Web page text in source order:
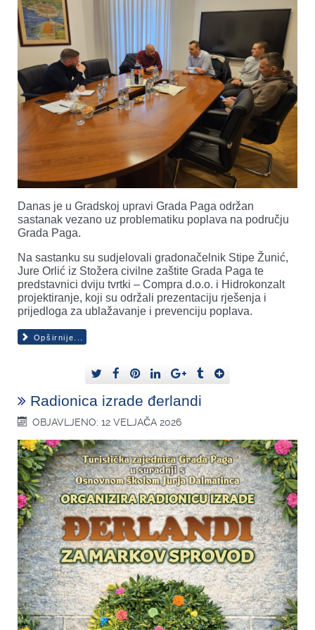
Danas je u Gradskoj upravi Grada Paga održan
sastanak vezano uz problematiku poplava na području
Grada Paga.
Na sastanku su sudjelovali gradonačelnik Stipe Žunić,
Jure Orlić iz Stožera civilne zaštite Grada Paga te
predstavnici dviju tvrtki – Compra d.o.o. i Hidrokonzalt
projektiranje, koji su održali prezentaciju rješenja i
prijedloga za ublažavanje i prevenciju poplava.
Opširnije...
Radionica izrade đerlandi
OBJAVLJENO: 12 VELJAČA 2026